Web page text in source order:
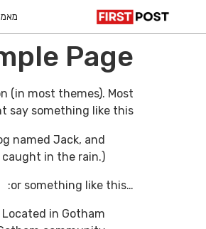
Page
(in most themes). Most
say something like this:
named Jack, and
in the rain.)
…or something like this:
in Gotham